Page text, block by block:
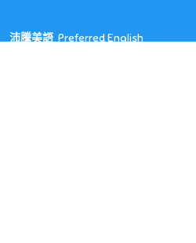
沛騰美語 Preferred English